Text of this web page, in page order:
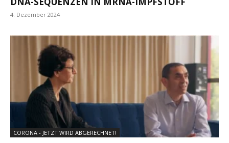
4. Dezember 2024
CORONA - JETZT WIRD ABGERECHNET!